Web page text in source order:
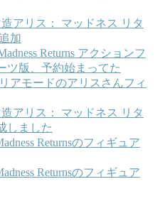
アリス： マッドネス リタ
加
Returns アクションフ
ツ版、予約始まってた
アモードのアリスさんフィ
アリス： マッドネス リタ
しました
Returnsのフィギュア
Returnsのフィギュア